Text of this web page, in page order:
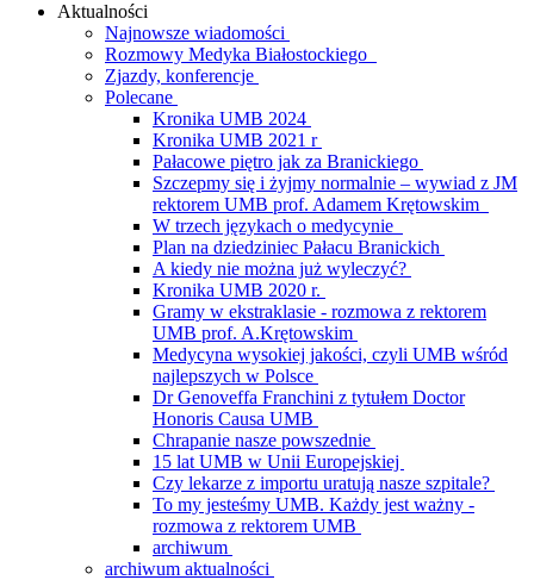
Aktualności
Najnowsze wiadomości
Rozmowy Medyka Białostockiego
Zjazdy, konferencje
Polecane
Kronika UMB 2024
Kronika UMB 2021 r
Pałacowe piętro jak za Branickiego
Szczepmy się i żyjmy normalnie – wywiad z JM
rektorem UMB prof. Adamem Krętowskim
W trzech językach o medycynie
Plan na dziedziniec Pałacu Branickich
A kiedy nie można już wyleczyć?
Kronika UMB 2020 r.
Gramy w ekstraklasie - rozmowa z rektorem
UMB prof. A.Krętowskim
Medycyna wysokiej jakości, czyli UMB wśród
najlepszych w Polsce
Dr Genoveffa Franchini z tytułem Doctor
Honoris Causa UMB
Chrapanie nasze powszednie
15 lat UMB w Unii Europejskiej
Czy lekarze z importu uratują nasze szpitale?
To my jesteśmy UMB. Każdy jest ważny -
rozmowa z rektorem UMB
archiwum
archiwum aktualności